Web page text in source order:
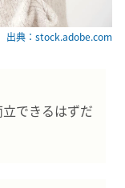
出典：stock.adobe.com
できるはずだ